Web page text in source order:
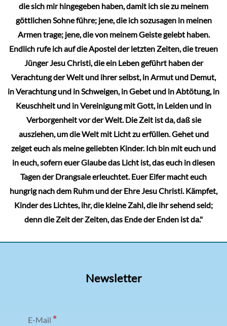
die sich mir hingegeben haben, damit ich sie zu meinem
göttlichen Sohne führe; jene, die ich sozusagen in meinen
Armen trage; jene, die von meinem Geiste gelebt haben.
Endlich rufe ich auf die Apostel der letzten Zeiten, die treuen
Jünger Jesu Christi, die ein Leben geführt haben der
Verachtung der Welt und ihrer selbst, in Armut und Demut,
in Verachtung und in Schweigen, in Gebet und in Abtötung, in
Keuschheit und in Vereinigung mit Gott, in Leiden und in
Verborgenheit vor der Welt. Die Zeit ist da, daß sie
ausziehen, um die Welt mit Licht zu erfüllen. Gehet und
zeiget euch als meine geliebten Kinder. Ich bin mit euch und
in euch, sofern euer Glaube das Licht ist, das euch in diesen
Tagen der Drangsale erleuchtet. Euer Eifer macht euch
hungrig nach dem Ruhm und der Ehre Jesu Christi. Kämpfet,
Kinder des Lichtes, ihr, die kleine Zahl, die ihr sehend seid;
denn die Zeit der Zeiten, das Ende der Enden ist da."
Newsletter
E-Mail *